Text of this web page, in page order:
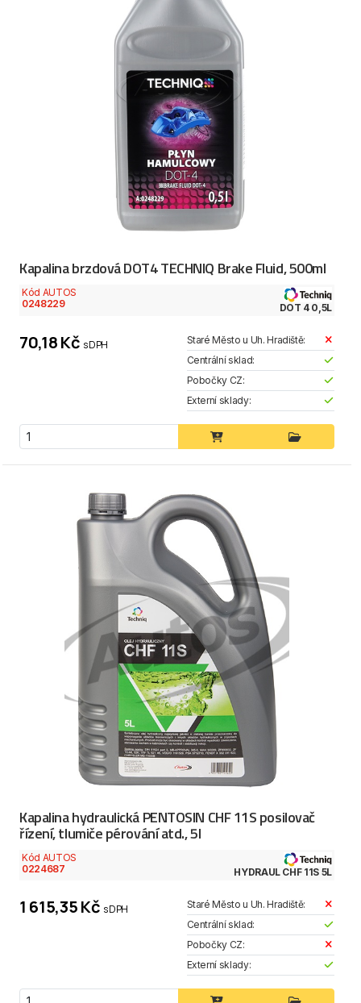
Kapalina brzdová DOT4 TECHNIQ Brake Fluid, 500ml
Kód AUTOS
0248229
DOT 4 0,5L
70,18 Kč s DPH
Staré Město u Uh. Hradiště:
Centrální sklad:
Pobočky CZ:
Externí sklady:
Kapalina hydraulická PENTOSIN CHF 11S posilovač
řízení, tlumiče pérování atd., 5l
Kód AUTOS
0224687
HYDRAUL CHF 11S 5L
1 615,35 Kč s DPH
Staré Město u Uh. Hradiště:
Centrální sklad:
Pobočky CZ:
Externí sklady: